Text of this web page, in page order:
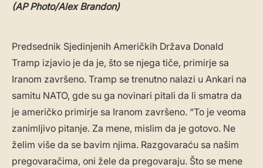
(AP Photo/Alex Brandon)
Predsednik Sjedinjenih Američkih Država Donald
Tramp izjavio je da je, što se njega tiče, primirje sa
Iranom završeno. Tramp se trenutno nalazi u Ankari na
samitu NATO, gde su ga novinari pitali da li smatra da
je američko primirje sa Iranom završeno. “To je veoma
zanimljivo pitanje. Za mene, mislim da je gotovo. Ne
želim više da se bavim njima. Razgovaraću sa našim
pregovaračima, oni žele da pregovaraju. Što se mene